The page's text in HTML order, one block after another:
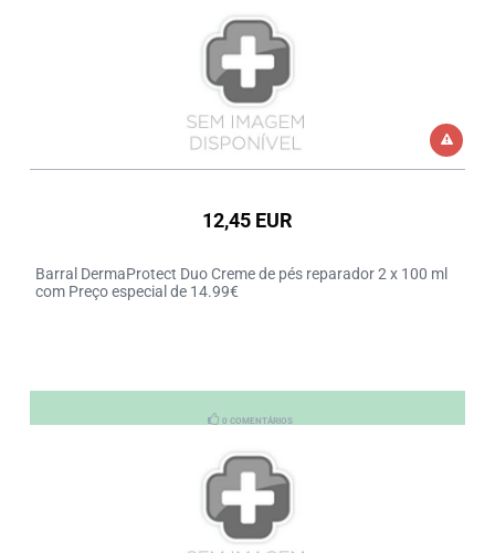
12,45 EUR
Barral DermaProtect Duo Creme de pés reparador 2 x 100 ml
com Preço especial de 14.99€
0 COMENTÁRIOS